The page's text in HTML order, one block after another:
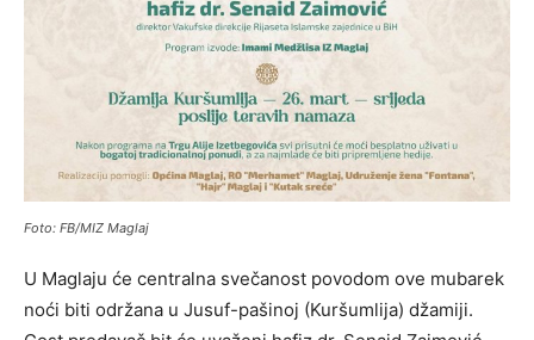
Foto: FB/MIZ Maglaj
U Maglaju će centralna svečanost povodom ove mubarek
noći biti održana u Jusuf-pašinoj (Kuršumlija) džamiji.